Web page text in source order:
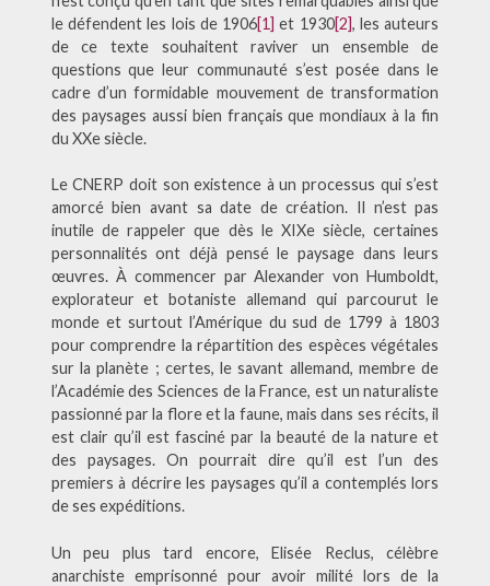
le défendent les lois de 1906[1] et 1930[2], les auteurs
de ce texte souhaitent raviver un ensemble de
questions que leur communauté s’est posée dans le
cadre d’un formidable mouvement de transformation
des paysages aussi bien français que mondiaux à la fin
du XXe siècle.
Le CNERP doit son existence à un processus qui s’est
amorcé bien avant sa date de création. Il n’est pas
inutile de rappeler que dès le XIXe siècle, certaines
personnalités ont déjà pensé le paysage dans leurs
œuvres. À commencer par Alexander von Humboldt,
explorateur et botaniste allemand qui parcourut le
monde et surtout l’Amérique du sud de 1799 à 1803
pour comprendre la répartition des espèces végétales
sur la planète ; certes, le savant allemand, membre de
l’Académie des Sciences de la France, est un naturaliste
passionné par la flore et la faune, mais dans ses récits, il
est clair qu’il est fasciné par la beauté de la nature et
des paysages. On pourrait dire qu’il est l’un des
premiers à décrire les paysages qu’il a contemplés lors
de ses expéditions.
Un peu plus tard encore, Elisée Reclus, célèbre
anarchiste emprisonné pour avoir milité lors de la